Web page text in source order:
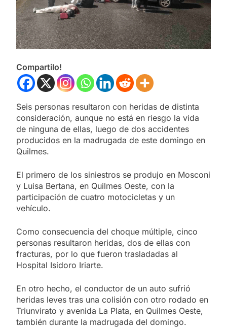
Compartilo!
Seis personas resultaron con heridas de distinta
consideración, aunque no está en riesgo la vida
de ninguna de ellas, luego de dos accidentes
producidos en la madrugada de este domingo en
Quilmes.
El primero de los siniestros se produjo en Mosconi
y Luisa Bertana, en Quilmes Oeste, con la
participación de cuatro motocicletas y un
vehículo.
Como consecuencia del choque múltiple, cinco
personas resultaron heridas, dos de ellas con
fracturas, por lo que fueron trasladadas al
Hospital Isidoro Iriarte.
En otro hecho, el conductor de un auto sufrió
heridas leves tras una colisión con otro rodado en
Triunvirato y avenida La Plata, en Quilmes Oeste,
también durante la madrugada del domingo.